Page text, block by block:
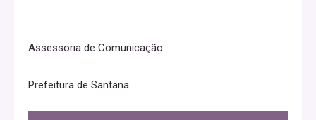
Assessoria de Comunicação
Prefeitura de Santana